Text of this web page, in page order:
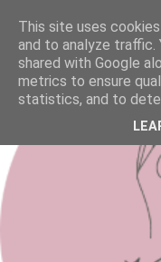
This site uses
and to analyze traffic.
shared with Google
metrics to ensure
statistics, and to